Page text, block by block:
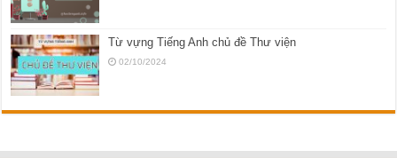
Từ vựng Tiếng Anh chủ đề Thư viện
02/10/2024